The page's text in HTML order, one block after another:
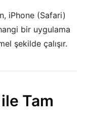
iPhone (Safari)
bir uygulama
şekilde çalışır.
Tam